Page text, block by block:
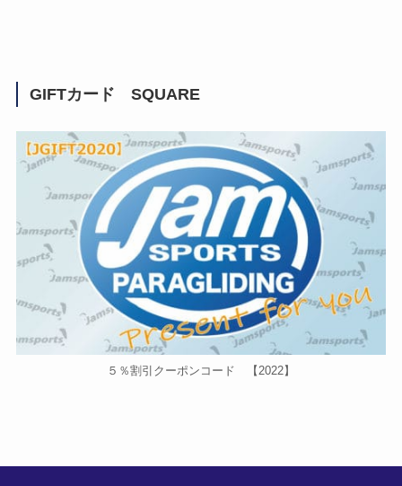
GIFTカード SQUARE
５％割引クーポンコード 【2022】